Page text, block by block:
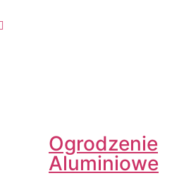
Ogrodzenie
Aluminiowe